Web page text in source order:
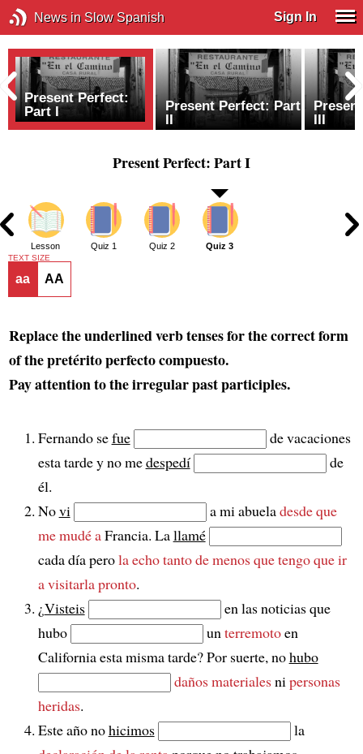
News in Slow Spanish Sign In
Present Perfect:
Part I
Present Perfect: Part
II
III
Present Perfect: Part I
Lesson Quiz 1 Quiz 2 Quiz 3
TEXT SIZE
aa AA
Replace the underlined verb tenses for the correct form
of the pretérito perfecto compuesto.
Pay attention to the irregular past participles.
Fernando sefue
de vacaciones
esta tarde y no medespedí
de
él.
Novi a mi abueladesde que
me mudé aFrancia. Lallamé
cada día perola echo tanto de menosque tengo que ir
a visitarla pronto.
¿Visteis
en las noticias que
hubo
un terremotoen
California esta misma tarde? Por suerte, nohubo
daños materialesni personas
heridas.
Este año nohicimos
la